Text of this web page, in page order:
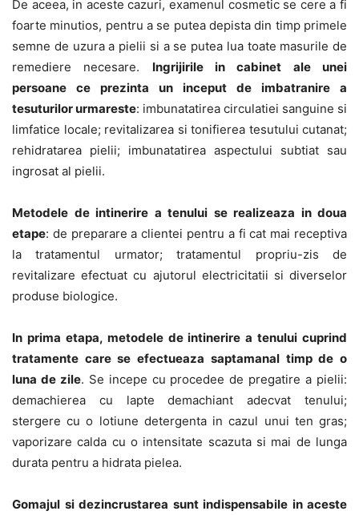
De aceea, in aceste cazuri, examenul cosmetic se cere a fi
foarte minutios, pentru a se putea depista din timp primele
semne de uzura a pielii si a se putea lua toate masurile de
remediere necesare. Ingrijirile in cabinet ale unei
persoane ce prezinta un inceput de imbatranire a
tesuturilor urmareste: imbunatatirea circulatiei sanguine si
limfatice locale; revitalizarea si tonifierea tesutului cutanat;
rehidratarea pielii; imbunatatirea aspectului subtiat sau
ingrosat al pielii.
Metodele de intinerire a tenului se realizeaza in doua
etape: de preparare a clientei pentru a fi cat mai receptiva
la tratamentul urmator; tratamentul propriu-zis de
revitalizare efectuat cu ajutorul electricitatii si diverselor
produse biologice.
In prima etapa, metodele de intinerire a tenului cuprind
tratamente care se efectueaza saptamanal timp de o
luna de zile. Se incepe cu procedee de pregatire a pielii:
demachierea cu lapte demachiant adecvat tenului;
stergere cu o lotiune detergenta in cazul unui ten gras;
vaporizare calda cu o intensitate scazuta si mai de lunga
durata pentru a hidrata pielea.
Gomajul si dezincrustarea sunt indispensabile in aceste